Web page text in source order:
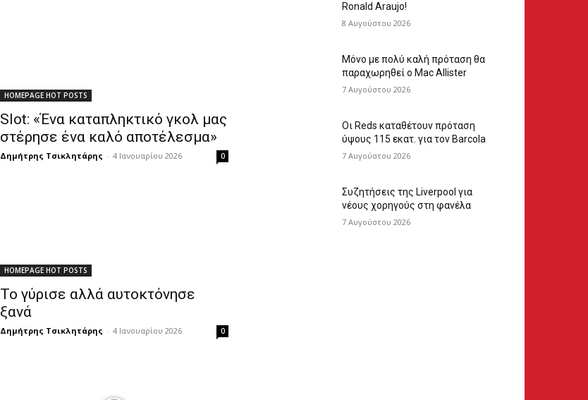
HOMEPAGE HOT POSTS
Slot: «Ένα καταπληκτικό γκολ μας
στέρησε ένα καλό αποτέλεσμα»
Δημήτρης Τσικλητάρης - 4 Ιανουαρίου 2026 0
HOMEPAGE HOT POSTS
Το γύρισε αλλά αυτοκτόνησε
ξανά
Δημήτρης Τσικλητάρης - 4 Ιανουαρίου 2026 0
Ronald Araujo!
8 Αυγούστου 2026
Μόνο με πολύ καλή πρόταση θα
παραχωρηθεί ο Mac Allister
7 Αυγούστου 2026
Οι Reds καταθέτουν πρόταση
ύψους 115 εκατ. για τον Barcola
7 Αυγούστου 2026
Συζητήσεις της Liverpool για
νέους χορηγούς στη φανέλα
7 Αυγούστου 2026